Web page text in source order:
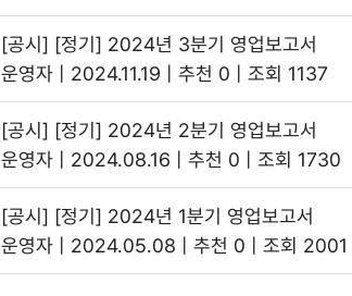
[공시] [정기] 2024년 3분기 영업보고서
운영자
2024.11.19 추천 0 조회 1137
[공시] [정기] 2024년 2분기 영업보고서
운영자
2024.08.16 추천 0 조회 1730
[공시] [정기] 2024년 1분기 영업보고서
운영자
2024.05.08 추천 0 조회 2001